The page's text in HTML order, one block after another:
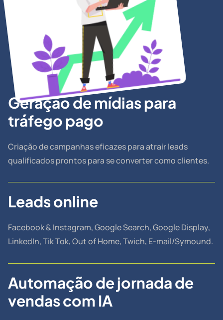
Geração de mídias para
tráfego pago
Criação de campanhas eficazes para atrair leads
qualificados prontos para se converter como clientes.
Leads online
Facebook & Instagram, Google Search, Google Display,
LinkedIn, Tik Tok, Out of Home, Twich, E-mail/Symound.
Automação de jornada de
vendas com IA